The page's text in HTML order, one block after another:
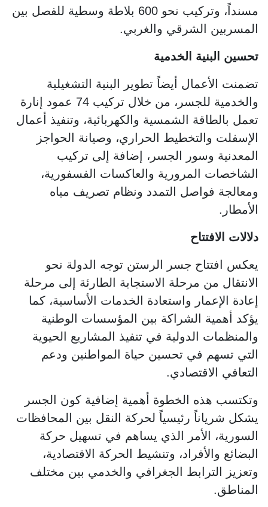
مسنداً، وتركيب نحو 600 بلاطة وسطية للفصل بين
المسربين الشرقي والغربي.
تحسين البنية الخدمية
تضمنت الأعمال أيضاً تطوير البنية التشغيلية
والخدمية للجسر، من خلال تركيب 74 عمود إنارة
تعمل بالطاقة الشمسية والكهربائية، وتنفيذ أعمال
الإسفلت والتخطيط الحراري، وصيانة الحواجز
المعدنية وسور الجسر، إضافة إلى تركيب
الشاخصات المرورية والعاكسات الفسفورية،
ومعالجة فواصل التمدد ونظام تصريف مياه
الأمطار.
دلالات الافتتاح
يعكس افتتاح جسر الرستن توجه الدولة نحو
الانتقال من مرحلة الاستجابة الطارئة إلى مرحلة
إعادة الإعمار واستعادة الخدمات الأساسية، كما
يؤكد أهمية الشراكة بين المؤسسات الوطنية
والمنظمات الدولية في تنفيذ المشاريع الحيوية
التي تسهم في تحسين حياة المواطنين ودعم
التعافي الاقتصادي.
وتكتسب هذه الخطوة أهمية إضافية كون الجسر
يشكل شرياناً رئيسياً لحركة النقل بين المحافظات
السورية، الأمر الذي يساهم في تسهيل حركة
البضائع والأفراد، وتنشيط الحركة الاقتصادية،
وتعزيز الترابط الجغرافي والخدمي بين مختلف
المناطق.